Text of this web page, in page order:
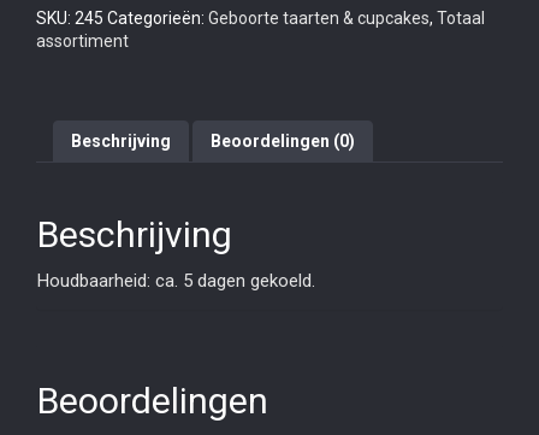
SKU: 245 Categorieën: Geboorte taarten & cupcakes, Totaal
assortiment
Beschrijving Beoordelingen (0)
Beschrijving
Houdbaarheid: ca. 5 dagen gekoeld.
Beoordelingen